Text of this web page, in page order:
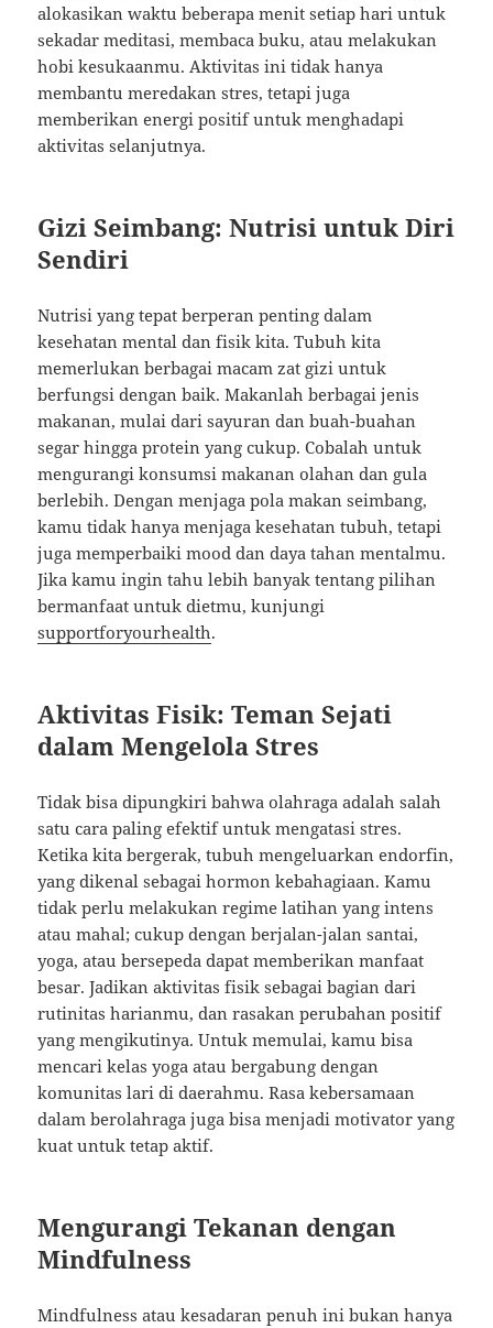
alokasikan waktu beberapa menit setiap hari untuk
sekadar meditasi, membaca buku, atau melakukan
hobi kesukaanmu. Aktivitas ini tidak hanya
membantu meredakan stres, tetapi juga
memberikan energi positif untuk menghadapi
aktivitas selanjutnya.
Gizi Seimbang: Nutrisi untuk Diri
Sendiri
Nutrisi yang tepat berperan penting dalam
kesehatan mental dan fisik kita. Tubuh kita
memerlukan berbagai macam zat gizi untuk
berfungsi dengan baik. Makanlah berbagai jenis
makanan, mulai dari sayuran dan buah-buahan
segar hingga protein yang cukup. Cobalah untuk
mengurangi konsumsi makanan olahan dan gula
berlebih. Dengan menjaga pola makan seimbang,
kamu tidak hanya menjaga kesehatan tubuh, tetapi
juga memperbaiki mood dan daya tahan mentalmu.
Jika kamu ingin tahu lebih banyak tentang pilihan
bermanfaat untuk dietmu, kunjungi
supportforyourhealth.
Aktivitas Fisik: Teman Sejati
dalam Mengelola Stres
Tidak bisa dipungkiri bahwa olahraga adalah salah
satu cara paling efektif untuk mengatasi stres.
Ketika kita bergerak, tubuh mengeluarkan endorfin,
yang dikenal sebagai hormon kebahagiaan. Kamu
tidak perlu melakukan regime latihan yang intens
atau mahal; cukup dengan berjalan-jalan santai,
yoga, atau bersepeda dapat memberikan manfaat
besar. Jadikan aktivitas fisik sebagai bagian dari
rutinitas harianmu, dan rasakan perubahan positif
yang mengikutinya. Untuk memulai, kamu bisa
mencari kelas yoga atau bergabung dengan
komunitas lari di daerahmu. Rasa kebersamaan
dalam berolahraga juga bisa menjadi motivator yang
kuat untuk tetap aktif.
Mengurangi Tekanan dengan
Mindfulness
Mindfulness atau kesadaran penuh ini bukan hanya